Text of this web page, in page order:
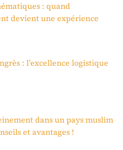
: quand
devient une expérience
: l’excellence logistique
dans un pays muslim
et avantages !